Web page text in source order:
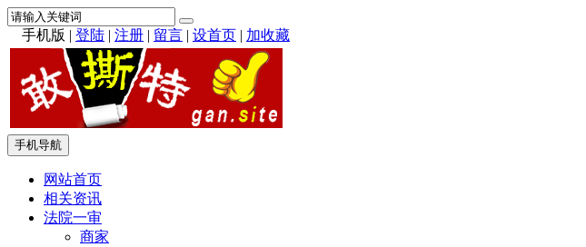
手机版 | 登陆 | 注册 | 留言 | 设首页 | 加收藏
手机导航
网站首页
相关资讯
法院一审
商家